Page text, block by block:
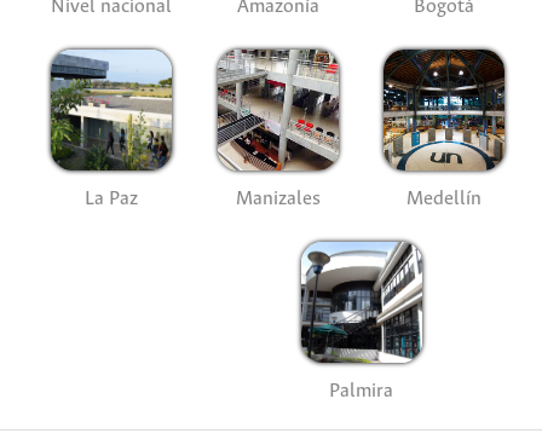
Nivel nacional Amazonía Bogotá
La Paz Manizales Medellín
Palmira